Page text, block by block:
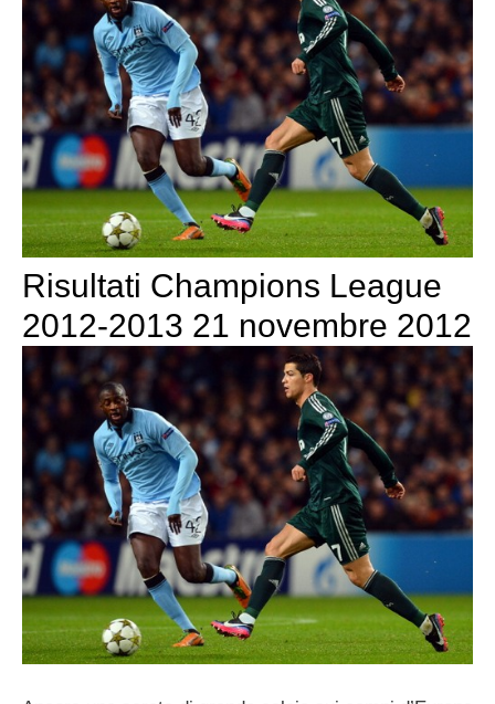
Risultati Champions League
2012-2013 21 novembre 2012